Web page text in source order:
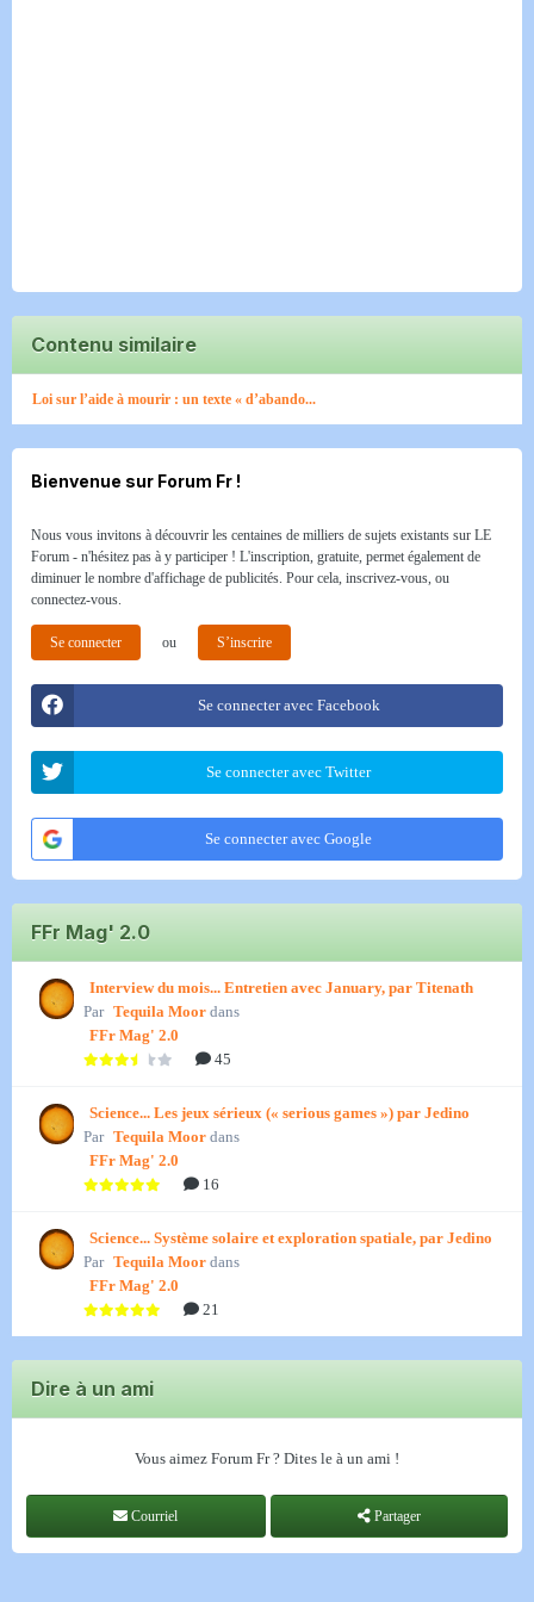
Contenu similaire
Loi sur l’aide à mourir : un texte « d’abando...
Bienvenue sur Forum Fr !
Nous vous invitons à découvrir les centaines de milliers de sujets existants sur LE
Forum - n'hésitez pas à y participer ! L'inscription, gratuite, permet également de
diminuer le nombre d'affichage de publicités. Pour cela, inscrivez-vous, ou
connectez-vous.
Se connecter ou S’inscrire
Se connecter avec Facebook
Se connecter avec Twitter
Se connecter avec Google
FFr Mag' 2.0
Interview du mois... Entretien avec January, par Titenath
Par Tequila Moor dans
FFr Mag' 2.0
45
Science... Les jeux sérieux (« serious games ») par Jedino
Par Tequila Moor dans
FFr Mag' 2.0
16
Science... Système solaire et exploration spatiale, par Jedino
Par Tequila Moor dans
FFr Mag' 2.0
21
Dire à un ami
Vous aimez Forum Fr ? Dites le à un ami !
Courriel Partager